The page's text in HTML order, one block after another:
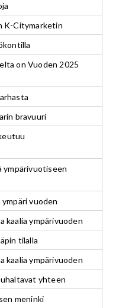
K-Citymarketin
on Vuoden 2025
bravuuri
ympärivuotiseen
vuoden
kaalia ympärivuoden
tilalla
kaalia ympärivuoden
yhteen
meninki